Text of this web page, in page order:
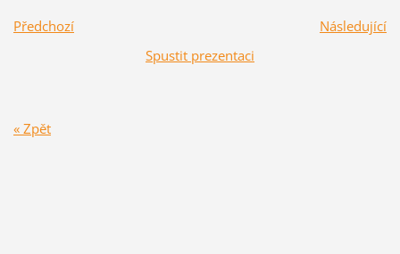
Předchozí
Následující
Spustit prezentaci
« Zpět